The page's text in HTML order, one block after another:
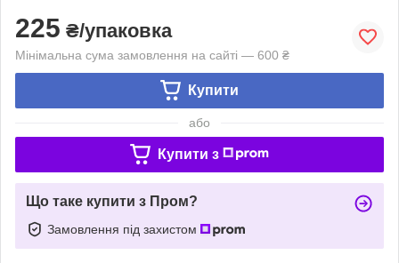
225 ₴/упаковка
Мінімальна сума замовлення на сайті — 600 ₴
Купити
або
Купити з
Що таке купити з Пром?
Замовлення під захистом